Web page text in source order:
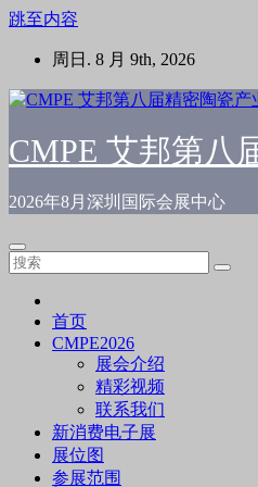
跳至内容
周日. 8 月 9th, 2026
CMPE 艾邦第八
2026年8月深圳国际会展中心
首页
CMPE2026
展会介绍
精彩视频
联系我们
新消费电子展
展位图
参展范围